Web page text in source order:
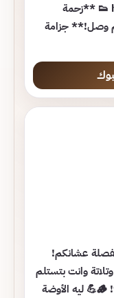
الكاش https://wa.me/201062111300 👟 **زحمة
وصل!** جزامة
عشانكم!
وانت بتستلم
عشان تتأكد إن شغلنا خشب طبيعي 100%! 🪵💪 ليه الأوضة